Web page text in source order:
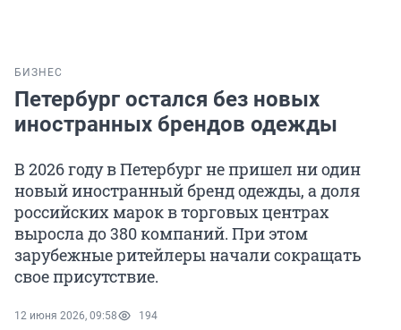
БИЗНЕС
Петербург остался без новых
иностранных брендов одежды
В 2026 году в Петербург не пришел ни один
новый иностранный бренд одежды, а доля
российских марок в торговых центрах
выросла до 380 компаний. При этом
зарубежные ритейлеры начали сокращать
свое присутствие.
12 июня 2026, 09:58 194